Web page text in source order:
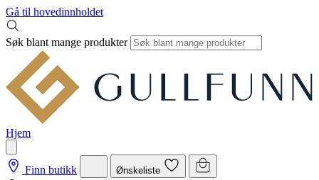
Gå til hovedinnholdet
Søk blant mange produkter
Hjem
Finn butikk Ønskeliste